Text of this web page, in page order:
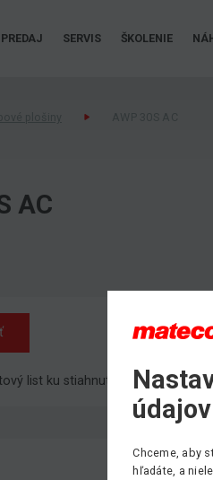
PREDAJ SERVIS ŠKOLENIE
AC
list ku stiahnutiu
Chceme, aby
hľadáte, a